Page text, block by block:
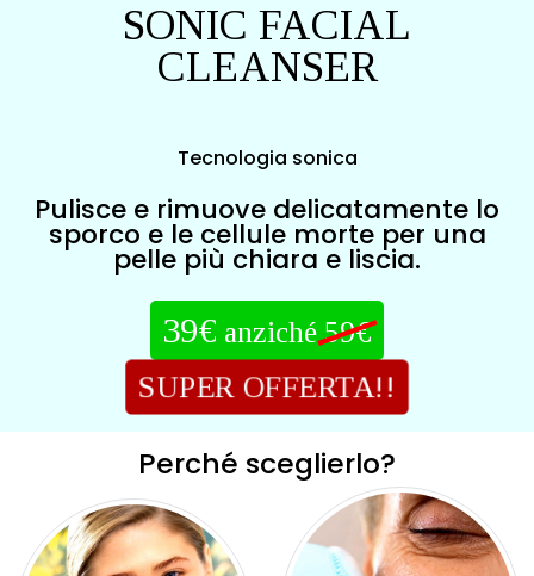
SONIC FACIAL
CLEANSER
Tecnologia sonica
Pulisce e rimuove delicatamente lo
sporco e le cellule morte per una
pelle più chiara e liscia.
39€ anziché59€
SUPER OFFERTA!!
Perché sceglierlo?